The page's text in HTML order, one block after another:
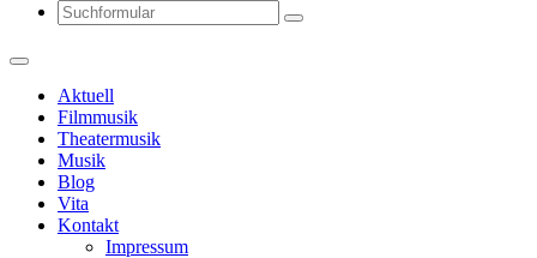
Search
Aktuell
Filmmusik
Theatermusik
Musik
Blog
Vita
Kontakt
Impressum